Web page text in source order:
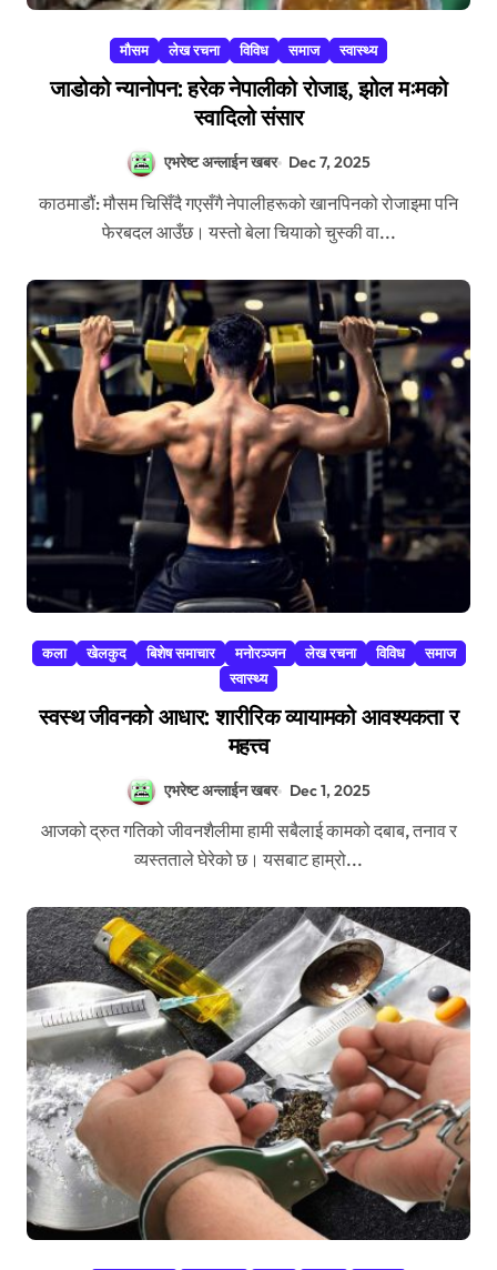
मौसम लेख रचना विविध समाज स्वास्थ्य
जाडोको न्यानोपन: हरेक नेपालीको रोजाइ, झोल मःमको
स्वादिलो संसार
एभरेष्ट अन्लाईन खबर Dec 7, 2025
काठमाडौं: मौसम चिसिँदै गएसँगै नेपालीहरूको खानपिनको रोजाइमा पनि
फेरबदल आउँछ। यस्तो बेला चियाको चुस्की वा...
कला खेलकुद बिशेष समाचार मनोरञ्जन लेख रचना विविध
समाज
स्वास्थ्य
स्वस्थ जीवनको आधार: शारीरिक व्यायामको आवश्यकता र
महत्त्व
एभरेष्ट अन्लाईन खबर Dec 1, 2025
आजको द्रुत गतिको जीवनशैलीमा हामी सबैलाई कामको दबाब, तनाव र
व्यस्तताले घेरेको छ। यसबाट हाम्रो...